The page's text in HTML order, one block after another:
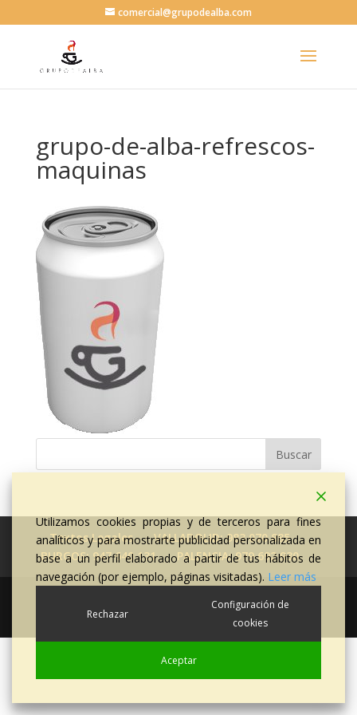
comercial@grupodealba.com
grupo-de-alba-refrescos-
maquinas
Textos Legales
VALLADOLID: 983 070 885
BURGOS: 947 640 131
PALENCIA: 979 692 930
Elegant Themes| Desarrollado por
Utilizamos cookies propias y de terceros para fines
analíticos y para mostrarte publicidad personalizada en
base a un perfil elaborado a partir de tus hábitos de
navegación (por ejemplo, páginas visitadas). Leer más
Rechazar
Configuración de
cookies
Aceptar